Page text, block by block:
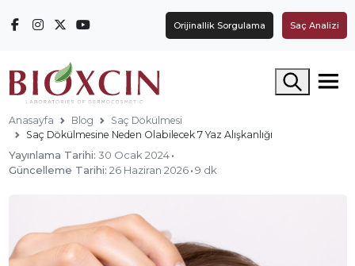
Orijinallik Sorgulama Saç Analizi
Arama yap
Anasayfa Blog
Saç Dökülmesi
Saç Dökülmesine Neden Olabilecek 7 Yaz Alışkanlığı
Yayınlama Tarihi: 30 Ocak 2024 ·
Güncelleme Tarihi: 26 Haziran 2026 ·9 dk